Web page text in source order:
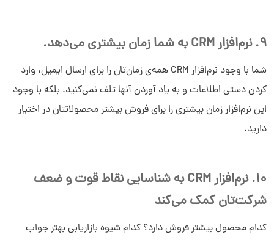
9. نرم‌افزار CRM به شما زمان بیشتری می‌دهد.
شما با وجود نرم‌افزار CRM همه‌ی زمان‌تان را برای ارسال ایمیل، وارد
کردن دستی اطلاعات و به یاد آوردن آنها تلف نمی‌کنید. بلکه با وجود
این نرم‌افزار زمان بیشتری را برای فروش بیشتر محصولاتتان در اختیار
دارید.
10. نرم‌افزار CRM به شناسایی نقاط قوت و ضعف
شرکت‌تان کمک می‌کند
کدام محصول بیشتر فروش دارد؟ کدام شیوه بازاریابی بهتر جواب